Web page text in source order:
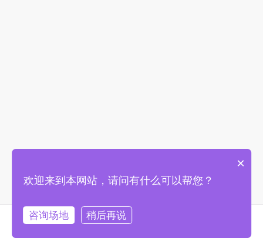
×
欢迎来到本网站，请问有什么可以帮您？
咨询场地 稍后再说